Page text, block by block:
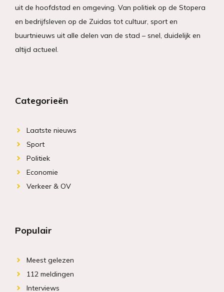
uit de hoofdstad en omgeving. Van politiek op de Stopera
en bedrijfsleven op de Zuidas tot cultuur, sport en
buurtnieuws uit alle delen van de stad – snel, duidelijk en
altijd actueel.
Categorieën
Laatste nieuws
Sport
Politiek
Economie
Verkeer & OV
Populair
Meest gelezen
112 meldingen
Interviews